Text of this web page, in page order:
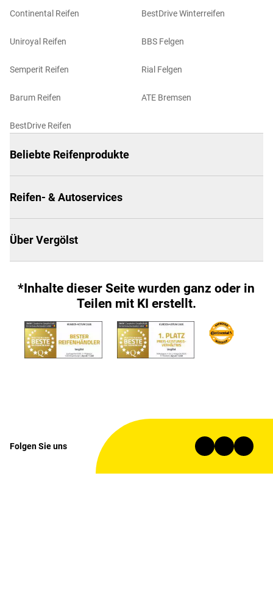
Continental Reifen
Uniroyal Reifen
Semperit Reifen
Barum Reifen
BestDrive Reifen
BestDrive Winterreifen
BBS Felgen
Rial Felgen
ATE Bremsen
Beliebte Reifenprodukte
Reifen- & Autoservices
Über Vergölst
*Inhalte dieser Seite wurden ganz oder in
Teilen mit KI erstellt.
Folgen Sie uns